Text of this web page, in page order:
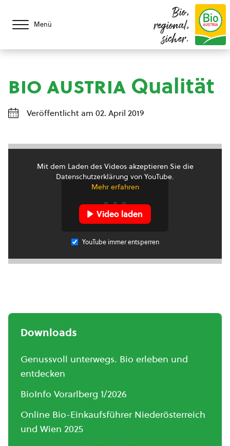
Menü
Bio,
regional,
sicher.
bio austria Qualität
Veröffentlicht am 02. April 2019
Mit dem Laden des Videos akzeptieren Sie die
Datenschutzerklärung von YouTube.
Mehr erfahren
Video laden
YouTube immer entsperren
Downloads
Genussvoll unterwegs. Bio erleben und
entdecken
BioInfo Vorarlberg 1/2026
Online Bio-Einkaufsführer Niederösterreich
und Wien 2025